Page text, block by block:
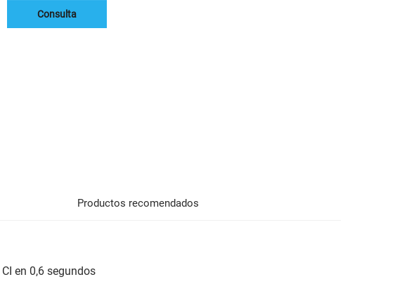
Consulta
Productos recomendados
en 0,6 segundos